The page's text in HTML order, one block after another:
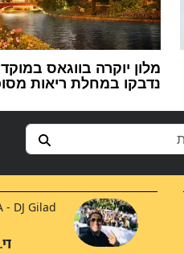
מלון יוקרה בווגאס
נדבקו במחלת ריאות
- DJ Gilad